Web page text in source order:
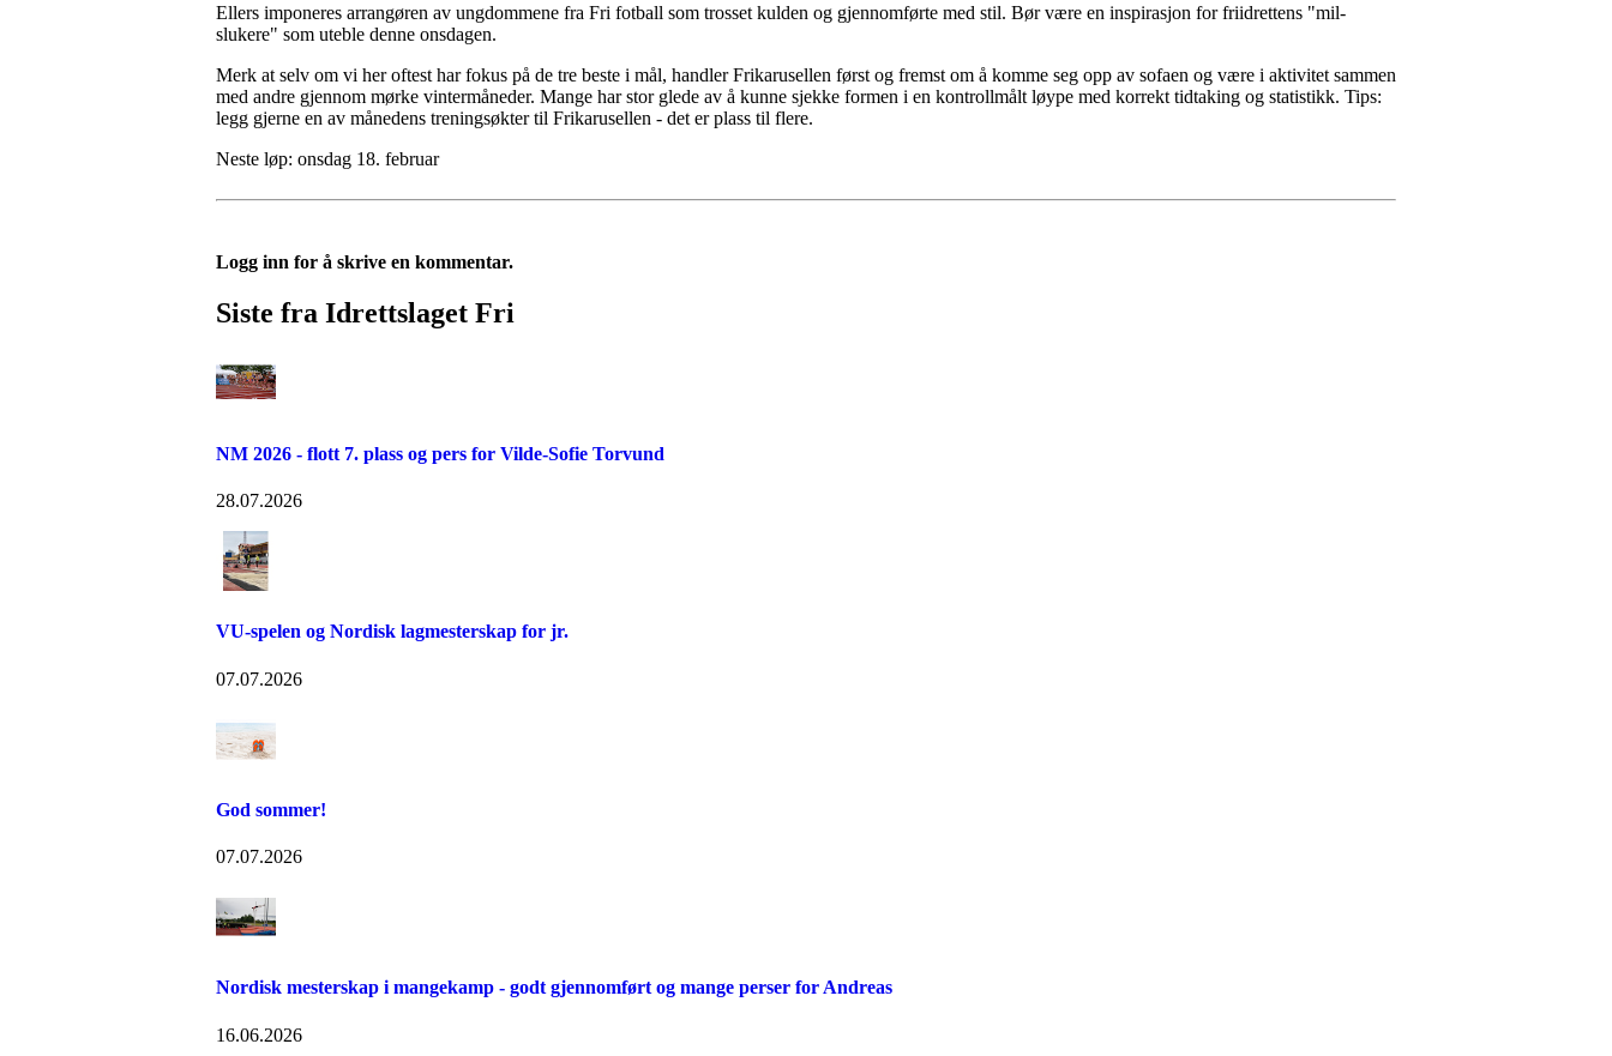
Ellers imponeres arrangøren av ungdommene fra Fri fotball som trosset kulden og gjennomførte med stil. Bør være en inspirasjon for friidrettens "mil-
slukere" som uteble denne onsdagen.
Merk at selv om vi her oftest har fokus på de tre beste i mål, handler Frikarusellen først og fremst om å komme seg opp av sofaen og være i aktivitet sammen
med andre gjennom mørke vintermåneder. Mange har stor glede av å kunne sjekke formen i en kontrollmålt løype med korrekt tidtaking og statistikk. Tips:
legg gjerne en av månedens treningsøkter til Frikarusellen - det er plass til flere.
Neste løp: onsdag 18. februar
Logg inn for å skrive en kommentar.
Siste fra Idrettslaget Fri
NM 2026 - flott 7. plass og pers for Vilde-Sofie Torvund
28.07.2026
VU-spelen og Nordisk lagmesterskap for jr.
07.07.2026
God sommer!
07.07.2026
Nordisk mesterskap i mangekamp - godt gjennomført og mange perser for Andreas
16.06.2026